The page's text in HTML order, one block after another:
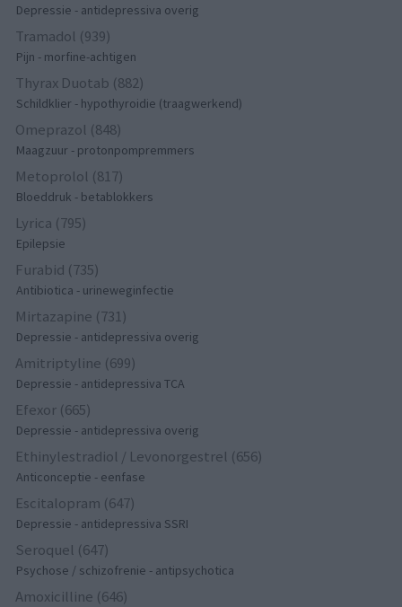
Depressie - antidepressiva overig
Tramadol (939)
Pijn - morfine-achtigen
Thyrax Duotab (882)
Schildklier - hypothyroidie (traagwerkend)
Omeprazol (848)
Maagzuur - protonpompremmers
Metoprolol (817)
Bloeddruk - betablokkers
Lyrica (795)
Epilepsie
Furabid (735)
Antibiotica - urineweginfectie
Mirtazapine (731)
Depressie - antidepressiva overig
Amitriptyline (699)
Depressie - antidepressiva TCA
Efexor (665)
Depressie - antidepressiva overig
Ethinylestradiol / Levonorgestrel (656)
Anticonceptie - eenfase
Escitalopram (647)
Depressie - antidepressiva SSRI
Seroquel (647)
Psychose / schizofrenie - antipsychotica
Amoxicilline (646)